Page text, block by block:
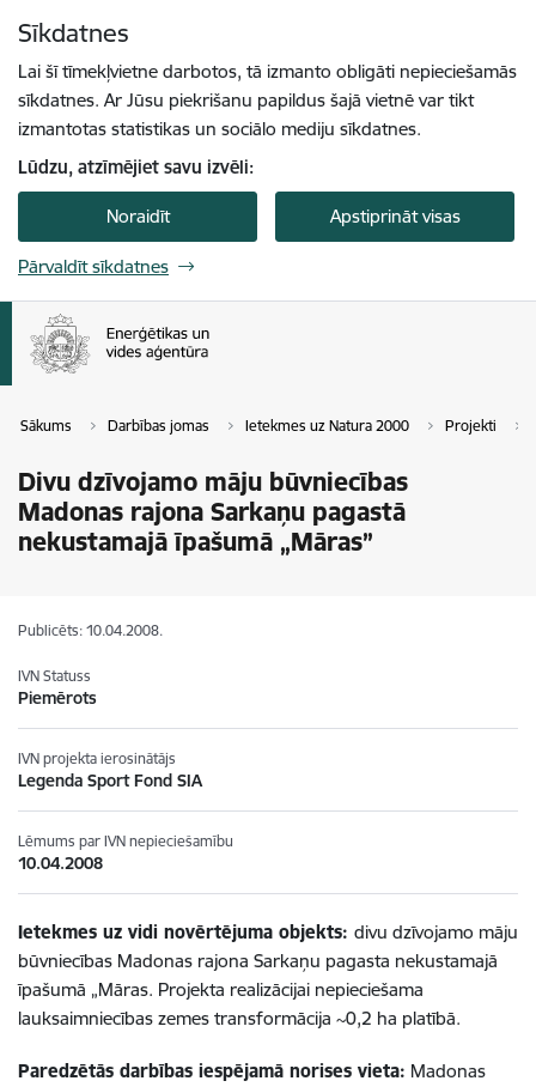
Sīkdatnes
Lai šī tīmekļvietne darbotos, tā izmanto obligāti nepieciešamās
sīkdatnes. Ar Jūsu piekrišanu papildus šajā vietnē var tikt
izmantotas statistikas un sociālo mediju sīkdatnes.
Lūdzu, atzīmējiet savu izvēli:
Noraidīt Apstiprināt visas
Pārvaldīt sīkdatnes
Sākums Darbības jomas Ietekmes uz Natura 2000 Projekti
Divu dzīvojamo māju būvniecības
Madonas rajona Sarkaņu pagastā
nekustamajā īpašumā „Māras”
Publicēts: 10.04.2008.
IVN Statuss
Piemērots
IVN projekta ierosinātājs
Legenda Sport Fond SIA
Lēmums par IVN nepieciešamību
10.04.2008
Ietekmes uz vidi novērtējuma objekts: divu dzīvojamo māju
būvniecības Madonas rajona Sarkaņu pagasta nekustamajā
īpašumā „Māras. Projekta realizācijai nepieciešama
lauksaimniecības zemes transformācija ~0,2 ha platībā.
Paredzētās darbības iespējamā norises vieta: Madonas